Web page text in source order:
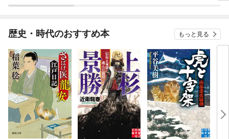
歴史・時代のおすすめ本 もっと見る